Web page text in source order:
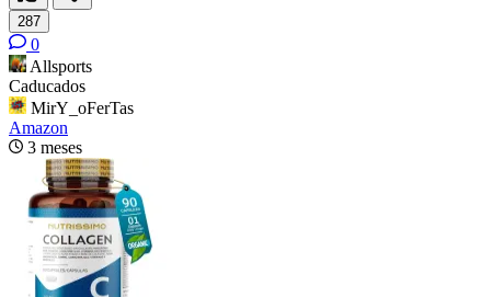
287
0
Allsports
Caducados
MirY_oFerTas
Amazon
3 meses